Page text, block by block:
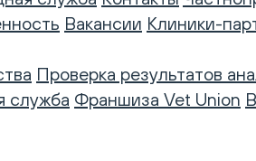
Вакансии Клиники-
Проверка результатов
служба Франшиза Vet Union